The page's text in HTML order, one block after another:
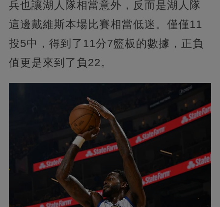
兵也讓湖人隊相當意外，反而是湖人隊
這邊戴維斯本場比賽相當低迷。僅僅11
投5中，得到了11分7籃板的數據，正負
值更是來到了負22。